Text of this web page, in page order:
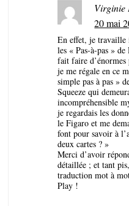
Virginie
20 mai
En effet, je travaille
les « Pas-à-pas »
fait faire
je me régale en ce
simple pas à pas »
Squeeze qui
incompréhensible
je regardais les
le Figaro et me
font pour savoir à
deux cartes ? »
Merci d’avoir
détaillée ; et tant
traduction mot à
Play !